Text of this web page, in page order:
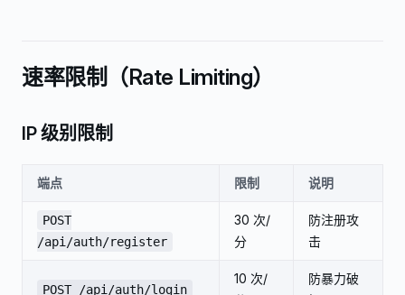
速率限制（Rate Limiting）
IP 级别限制
端点 限制 说明
POST
/api/auth/register
30 次/
分
防注册攻
击
POST /api/auth/login
10 次/
防暴力破